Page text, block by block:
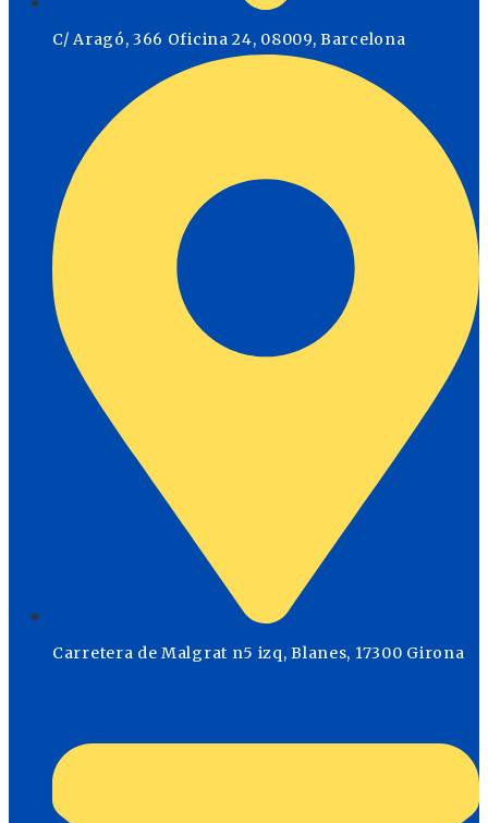
C/ Aragó, 366 Oficina 24, 08009, Barcelona
Carretera de Malgrat n5 izq, Blanes, 17300 Girona